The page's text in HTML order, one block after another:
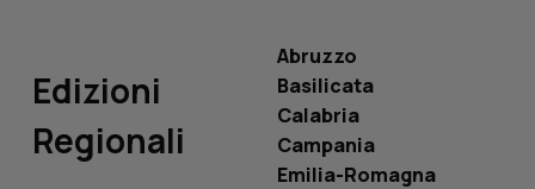
Edizioni
Regionali
Abruzzo
Basilicata
Calabria
Campania
Emilia-Romagna